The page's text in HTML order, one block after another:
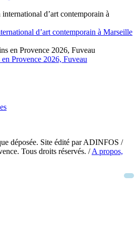
d’art contemporain à Marseille
Provence 2026, Fuveau
déposée. Site édité par ADINFOS /
Tous droits réservés. /A propos,